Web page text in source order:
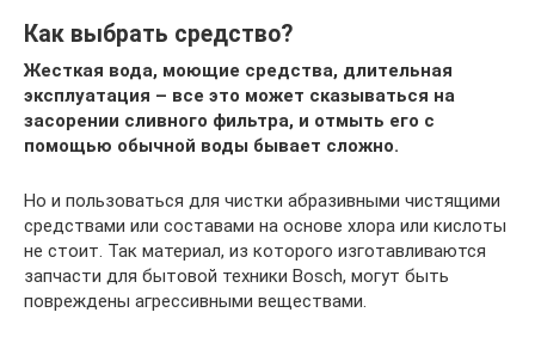
Как выбрать средство?
Жесткая вода, моющие средства, длительная
эксплуатация – все это может сказываться на
засорении сливного фильтра, и отмыть его с
помощью обычной воды бывает сложно.
Но и пользоваться для чистки абразивными чистящими
средствами или составами на основе хлора или кислоты
не стоит. Так материал, из которого изготавливаются
запчасти для бытовой техники Bosch, могут быть
повреждены агрессивными веществами.